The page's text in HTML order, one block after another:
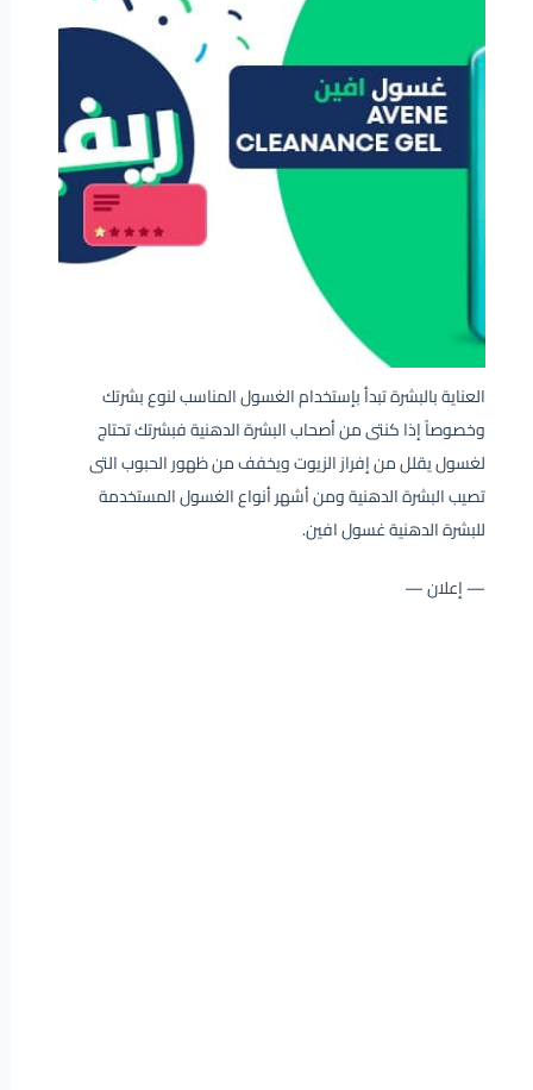
العناية بالبشرة تبدأ بإستخدام الغسول المناسب لنوع بشرتك
وخصوصاً إذا كنتى من أصحاب البشرة الدهنية فبشرتك تحتاج
لغسول يقلل من إفراز الزيوت ويخفف من ظهور الحبوب التى
تصيب البشرة الدهنية ومن أشهر أنواع الغسول المستخدمة
للبشرة الدهنية غسول افين.
— إعلان —